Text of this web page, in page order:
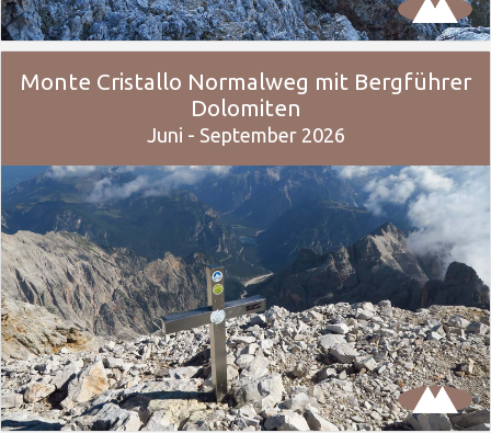
Monte Cristallo Normalweg mit Bergführer
Dolomiten
Juni - September 2026